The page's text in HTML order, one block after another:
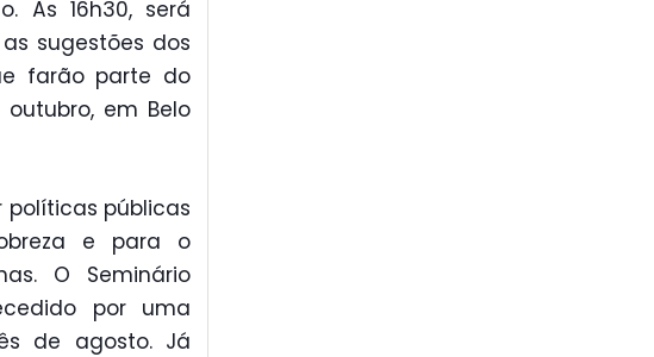
Às 16h30, será
sugestões dos
farão parte do
em Belo
políticas públicas
e para o
O Seminário
por uma
de agosto. Já